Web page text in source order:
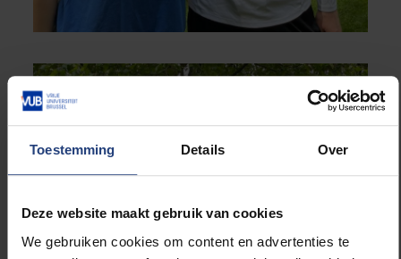
Toestemming Details Over
Deze website maakt gebruik van cookies
We gebruiken cookies om content en advertenties te